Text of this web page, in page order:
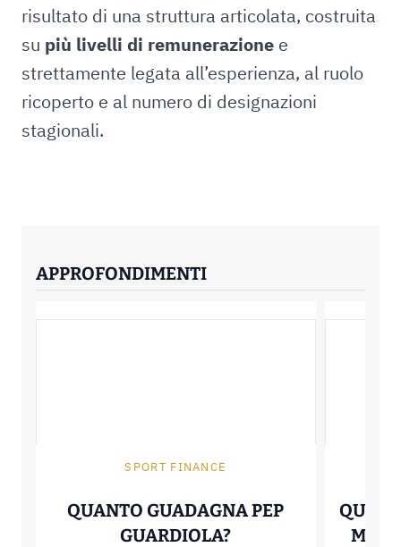
risultato di una struttura articolata, costruita
su più livelli di remunerazione e
strettamente legata all’esperienza, al ruolo
ricoperto e al numero di designazioni
stagionali.
APPROFONDIMENTI
SPORT FINANCE
QUANTO GUADAGNA PEP
GUARDIOLA?QUANTO